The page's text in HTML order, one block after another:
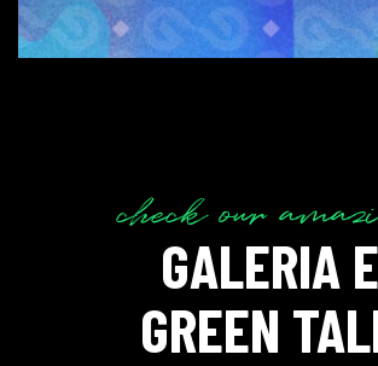
check our
GALERIA E
GREEN